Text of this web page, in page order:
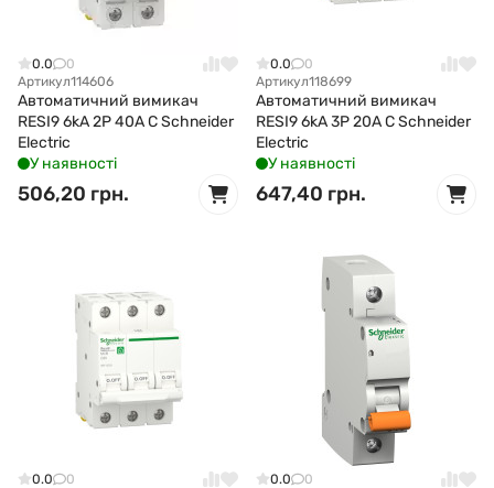
0.0
0
Артикул114606
Автоматичний вимикач
RESI9 6kA 2P 40A C Schneider
Electric
У наявності
506,20 грн.
0.0
0
Артикул118699
Автоматичний вимикач
RESI9 6kA 3P 20A C Schneider
Electric
У наявності
647,40 грн.
0.0
0
0.0
0